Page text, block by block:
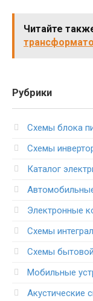
Читайте
Рубрики
Схемы блока
Схемы
Каталог
Электронные
Схемы
Схемы бытовой
Мобильные
Акустические